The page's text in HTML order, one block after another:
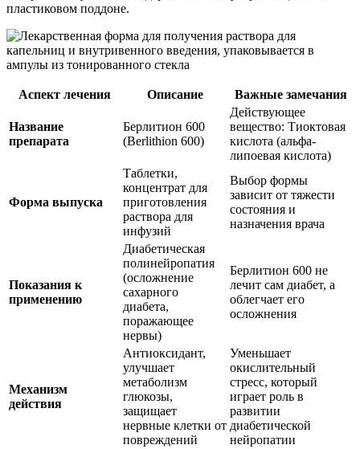
пластиковом поддоне.
Аспект лечения Описание Важные замечания
Название
препарата
Берлитион 600
(Berlithion 600)
Действующее
вещество: Тиоктовая
кислота (альфа-
липоевая кислота)
Форма выпуска
Таблетки,
концентрат для
приготовления
раствора для
инфузий
Выбор формы
зависит от тяжести
состояния и
назначения врача
Показания к
применению
Диабетическая
полинейропатия
(осложнение
сахарного
диабета,
поражающее
нервы)
Берлитион 600 не
лечит сам диабет, а
облегчает его
осложнения
Механизм
действия
Антиоксидант,
улучшает
метаболизм
глюкозы,
защищает
нервные клетки от
повреждений
Уменьшает
окислительный
стресс, который
играет роль в
развитии
диабетической
нейропатии